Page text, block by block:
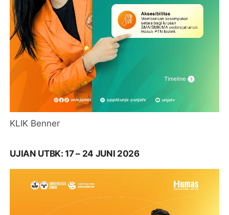
KLIK Benner
UJIAN UTBK: 17 – 24 JUNI 2026